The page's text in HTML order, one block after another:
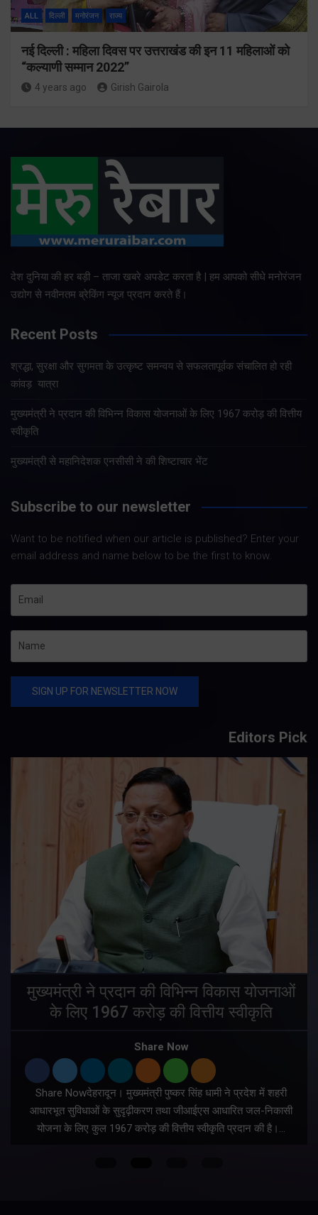
ALL दिल्ली मनोरंजन राज्य
नई दिल्ली : महिला दिवस पर उत्तराखंड की इन 11 महिलाओं को
“कल्याणी सम्मान 2022”
4 years ago Girish Gairola
देश दुनिया की हर बड़ी – ताजा खबरे अपडेट करता है | हम आपको सीधे मनोरंजन
उद्योग से नवीनतम ब्रेकिंग न्यूज प्रदान करते हैं।
Recent Posts
श्रद्धा, सुरक्षा और सुगमता के उत्कृष्ट समन्वय से सफलतापूर्वक संचालित हो रही
कांवड़ यात्रा
मुख्यमंत्री ने प्रदान की विभिन्न विकास योजनाओं के लिए 1967 करोड़ की वित्तीय
स्वीकृति
मुख्यमंत्री से महानिदेशक एनसीसी ने की शिष्टाचार भेंट
Subscribe to our newsletter
Want to be notified when our article is published? Enter your
email address and name below to be the first to know.
Editors Pick
मुख्यमंत्री ने प्रदान की विभिन्न विकास योजनाओं
के लिए 1967 करोड़ की वित्तीय स्वीकृति
Share Now
Share Nowदेहरादून। मुख्यमंत्री पुष्कर सिंह धामी ने प्रदेश में शहरी
आधारभूत सुविधाओं के सुदृढ़ीकरण तथा जीआईएस आधारित जल-निकासी
योजना के लिए कुल 1967 करोड़ की वित्तीय स्वीकृति प्रदान की है।…